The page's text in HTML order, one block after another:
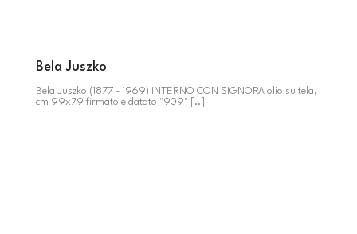
Bela Juszko
Bela Juszko (1877 - 1969) INTERNO CON SIGNORA olio su tela,
cm 99x79 firmato e datato "909" [..]